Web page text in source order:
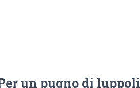
un pugno di luppoli